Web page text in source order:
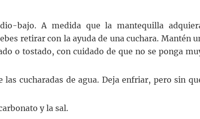
bajo. A medida que la mantequilla
retirar con la ayuda de una cuchara. Mantén
o tostado, con cuidado de que no se ponga
cucharadas de agua. Deja enfriar, pero sin
y la sal.